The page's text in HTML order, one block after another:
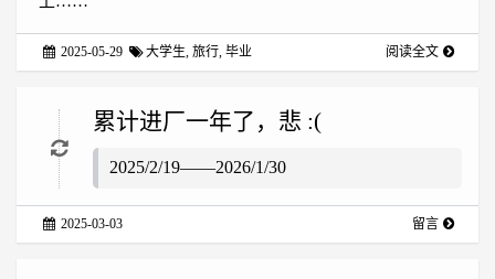
2025-05-29 大学生 ,旅行 ,毕业 阅读全文
累计进厂一年了，悲 :(
2025/2/19——2026/1/30
2025-03-03 留言